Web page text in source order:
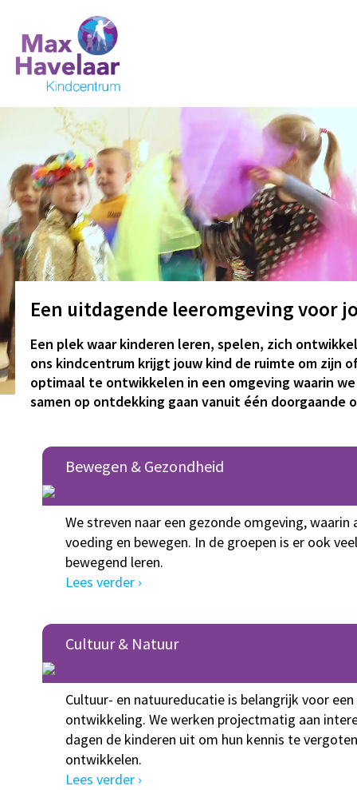
kleutergroep
Een uitdagende leeromgeving voor
Een plek waar kinderen leren, spelen, zich
ons kindcentrum krijgt jouw kind de ruimte om zijn
optimaal te ontwikkelen in een omgeving waarin
samen op ontdekking gaan vanuit één doorgaande
Bewegen & Gezondheid
We streven naar een gezonde omgeving,
voeding en bewegen. In de groepen is er ook
bewegend leren.
Lees verder ›
Cultuur & Natuur
Cultuur- en natuureducatie is belangrijk voor
ontwikkeling. We werken projectmatig aan
dagen de kinderen uit om hun kennis te
ontwikkelen.
Lees verder ›